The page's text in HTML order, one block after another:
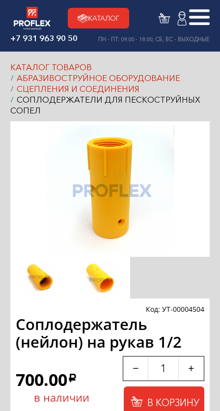
КАТАЛОГ
+7 931 963 90 50 ПН - ПТ: 09:00 - 18:00; СБ, ВС - ВЫХОДНЫЕ
КАТАЛОГ ТОВАРОВ
АБРАЗИВОСТРУЙНОЕ ОБОРУДОВАНИЕ
СЦЕПЛЕНИЯ И СОЕДИНЕНИЯ
СОПЛОДЕРЖАТЕЛИ ДЛЯ ПЕСКОСТРУЙНЫХ
СОПЕЛ
Код: УТ-00004504
Соплодержатель
(нейлон) на рукав 1/2
700.00a
в наличии
− +
В КОРЗИНУ